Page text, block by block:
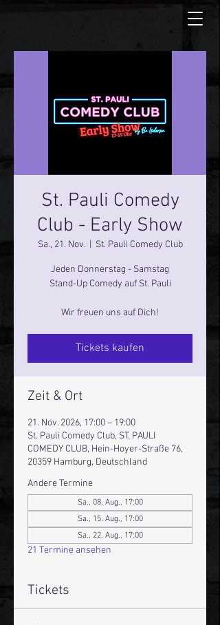
St. Pauli Comedy
Club - Early Show
Sa., 21. Nov.
  |
St. Pauli Comedy Club
Jeden Donnerstag - Samstag
Stand-Up Comedy auf St. Pauli
Wir freuen uns auf Dich!
Tickets kaufen
Zeit & Ort
21. Nov. 2026, 17:00 – 19:00
St. Pauli Comedy Club, ST. PAULI
COMEDY CLUB, Hein-Hoyer-Straße 76,
20359 Hamburg, Deutschland
Andere Termine
Sa., 08. Aug., 17:00
Sa., 15. Aug., 17:00
Sa., 22. Aug., 17:00
21 Termine ansehen
Tickets